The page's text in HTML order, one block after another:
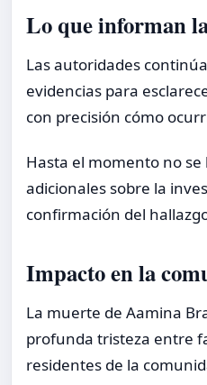
Lo que informan
Las autoridades
evidencias para
con precisión cómo
Hasta el momento no
adicionales sobre la
confirmación del
Impacto en la
La muerte de Aamina
profunda tristeza entre
residentes de la